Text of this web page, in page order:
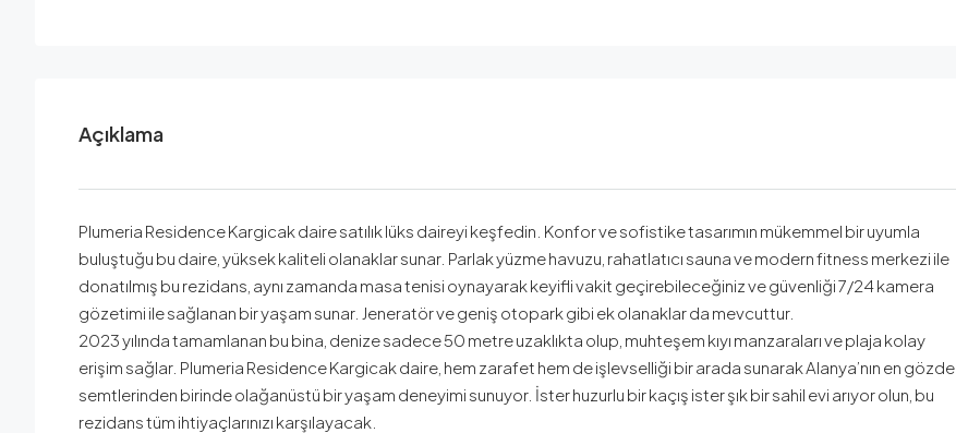
Açıklama
Plumeria Residence Kargicak daire satılık lüks daireyi keşfedin. Konfor ve sofistike tasarımın mükemmel bir uyumla
buluştuğu bu daire, yüksek kaliteli olanaklar sunar. Parlak yüzme havuzu, rahatlatıcı sauna ve modern fitness merkezi ile
donatılmış bu rezidans, aynı zamanda masa tenisi oynayarak keyifli vakit geçirebileceğiniz ve güvenliği 7/24 kamera
gözetimi ile sağlanan bir yaşam sunar. Jeneratör ve geniş otopark gibi ek olanaklar da mevcuttur.
2023 yılında tamamlanan bu bina, denize sadece 50 metre uzaklıkta olup, muhteşem kıyı manzaraları ve plaja kolay
erişim sağlar. Plumeria Residence Kargicak daire, hem zarafet hem de işlevselliği bir arada sunarak Alanya’nın en gözde
semtlerinden birinde olağanüstü bir yaşam deneyimi sunuyor. İster huzurlu bir kaçış ister şık bir sahil evi arıyor olun, bu
rezidans tüm ihtiyaçlarınızı karşılayacak.